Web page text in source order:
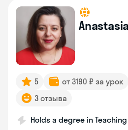
Anastasia
5 от 3190 ₽ за урок
3 отзыва
Holds a degree in